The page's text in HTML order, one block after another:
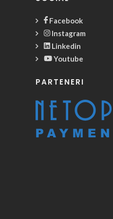
Facebook
Instagram
Linkedin
Youtube
PARTENERI